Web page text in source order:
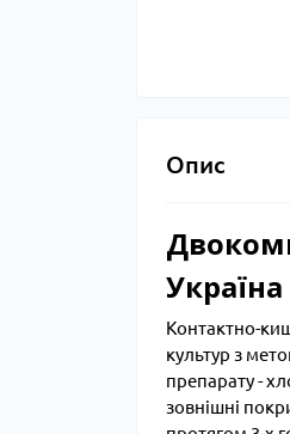
Опис
Україна
Контактно-
культур з
препарату -
зовнішні